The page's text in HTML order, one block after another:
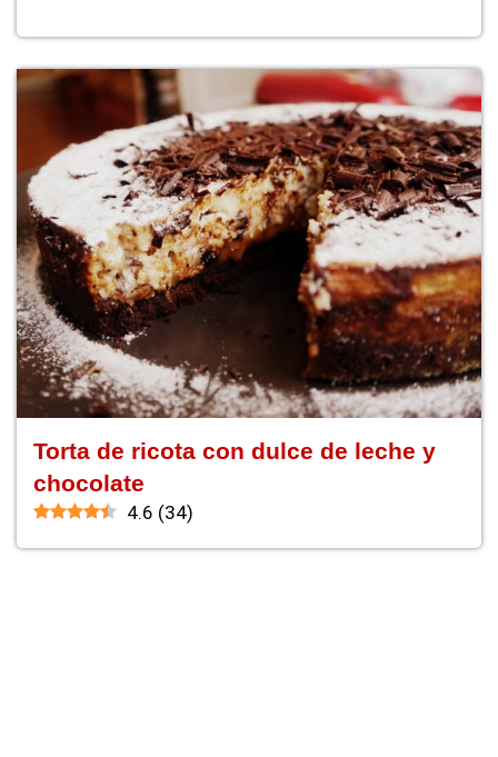
Torta de ricota con dulce de leche y
chocolate
4.6 (34)